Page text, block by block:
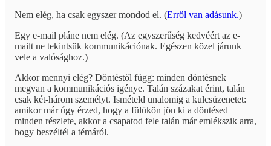
Nem elég, ha csak egyszer mondod el. (Erről van adásunk.)
Egy e-mail pláne nem elég. (Az egyszerűség kedvéért az e-
mailt ne tekintsük kommunikációnak. Egészen közel járunk
vele a valósághoz.)
Akkor mennyi elég? Döntéstől függ: minden döntésnek
megvan a kommunikációs igénye. Talán százakat érint, talán
csak két-három személyt. Ismételd unalomig a kulcsüzenetet:
amikor már úgy érzed, hogy a fülükön jön ki a döntésed
minden részlete, akkor a csapatod fele talán már emlékszik arra,
hogy beszéltél a témáról.